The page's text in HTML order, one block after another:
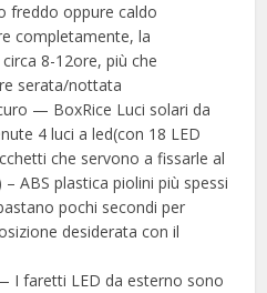
freddo oppure caldo
completamente, la
8-12ore, più che
serata/nottata
— BoxRice Luci solari da
4 luci a led(con 18 LED
che servono a fissarle al
ABS plastica piolini più spessi
pochi secondi per
desiderata con il
I faretti LED da esterno sono